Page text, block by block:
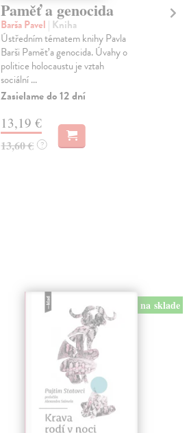
Paměť a genocida
Barša Pavel | Kniha
Ústředním tématem knihy Pavla
Barši Paměť a genocida. Úvahy o
politice holocaustu je vztah
sociální ...
Zasielame do 12 dní
13,19 €
13,60 € ?
na sklade